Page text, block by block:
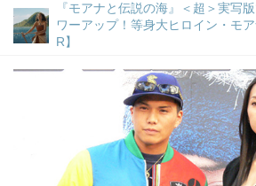
『モアナと伝説の海』＜超＞実写
ワーアップ！等身大ヒロイン・モ
R】